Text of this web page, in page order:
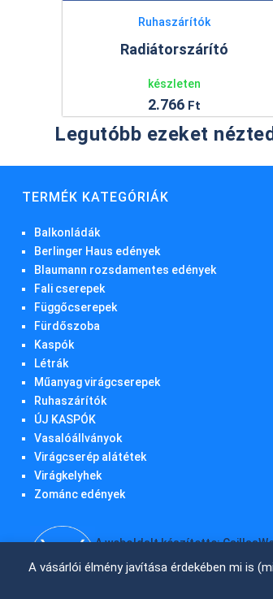
A vásárlói élmény javítása érdekében mi is
Ruhaszárítók
Radiátorszárító
készleten
2.766 Ft
Legutóbb ezeket
TERMÉK KATEGÓRIÁK
Balkonládák
Berlinger Haus edények
Blaumann rozsdamentes edények
Fali cserepek
Függőcserepek
Fürdőszoba
Kaspók
Létrák
Műanyag virágcserepek
Ruhaszárítók
ÚJ KASPÓK
Vasalóállványok
Virágcserép alátétek
Virágkelyhek
Zománc edények
A weboldalt készítette: